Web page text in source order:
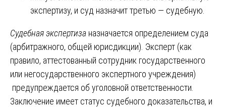
экспертизу, и суд назначит третью — судебную.
Судебная экспертиза назначается определением суда
(арбитражного, общей юрисдикции). Эксперт (как
правило, аттестованный сотрудник государственного
или негосударственного экспертного учреждения)
предупреждается об уголовной ответственности.
Заключение имеет статус судебного доказательства, и